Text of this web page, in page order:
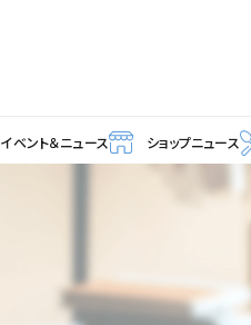
イベント＆ニュース ショップニュース